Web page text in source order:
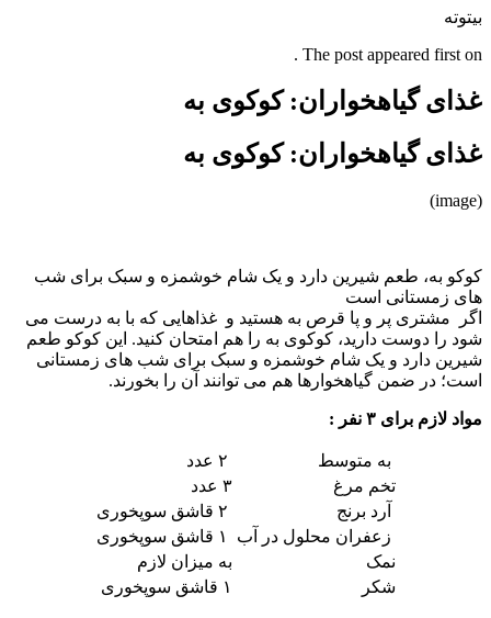
بیتوته
The post appeared first on .
غذای گیاهخواران: کوکوی به
غذای گیاهخواران: کوکوی به
(image)
کوکو به، طعم شیرین دارد و یک شام خوشمزه و سبک برای شب
های زمستانی است
اگر مشتری پر و پا قرص به هستید و غذاهایی که با به درست می
شود را دوست دارید، کوکوی به را هم امتحان کنید. این کوکو طعم
شیرین دارد و یک شام خوشمزه و سبک برای شب های زمستانی
است؛ در ضمن گیاهخوارها هم می توانند آن را بخورند.
مواد لازم برای ۳ نفر :
به متوسط
تخم مرغ
۳ عدد
آرد برنج
زعفران محلول در آب
نمک
به میزان لازم
شکر
۱ قاشق سوپخوری